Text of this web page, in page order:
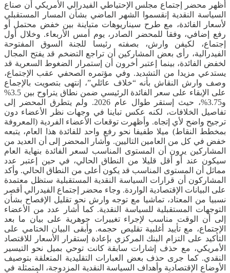
أظهر محضر إجتماع مجلس الإحتياطي الفيدرالي الأمريكي أن صناع
السياسة النقدية إنقسموا الشهر الماضي بشأن المسار المستقبلي
لأسعار الفائدة، مع طرح سيناريوهات متباينة بين خفض محتمل أو
رفع إضافي، وفقا للمحضر الصادر، يوم أمس الأربعاء. وخلال أول
إجتماع، لكيفن وارش، بصفته رئيسا للجنة السوق المفتوحة
الفيدرالية، رأى بعض المشاركين أن تراجع التضخم قد يفتح المجال
لخفض الفائدة، بينما إعتبر أخرون أن إستمرار الضغوط السعرية قد
يستدعي مزيدا من التشديد. وفي مؤتمره الصحفي عقب الإجتماع،
وصف وارش النقاش بأنه “خلاف عائلي”، إنتهى بتصويت بالإجماع
على الإبقاء على سعر الفائدة الرئيسي ضمن نطاق يتراوح بين 3.5%
و3.75%، حيث إستقر طوال عام 2026. ولم يتطرق المحضر إلى
تفاصيل الخلافات، لكنه عكس تباينا في وجهات نظر الأعضاء دون
ترجيح واضح لأي إتجاه. وأظهرت توقعات الأعضاء الفردية (المعروفة
بمخطط النقاط) ميلا طفيفا نحو رفع واحد للفائدة هذا العام، يتبعه
خفض في كل من العامين التاليين. وأشار المحضر إلى أن العديد من
المشاركين يرون أن المستوى المناسب لسعر الفائدة بنهاية العام
سيكون عند أو أقل قليلا من النطاق الحالي، في حين إعتبر عدد
مماثل أن المستوى المناسب قد يكون أعلى من النطاق الحالي. وأكد
المشاركون أن قرارات السياسة النقدية المستقبلية ستظل معتمدة
على البيانات الإقتصادية الواردة. وجاء محضر إجتماع الفيدرالي أقصر
نسبيا من المعتاد، تماشيا مع توجه وارش نحو تقليل الإفصاح بشأن
التوجهات المستقبلية للسياسة النقدية. كما أشار عدد من الأعضاء
إلى أن الوقت مناسب لإجراء تغييرات جوهرية على بيان ما بعد
الإجتماع، مع تأييد أغلبية تقليص حجمه. وأبقى البيان الختامي على
التأكيد على التزام البنك المركزي بإعادة إستقرار الأسعار للاقتصاد
الأمريكي، مع حذف إشارات سابقة كانت توحي بميل نحو التيسير
النقدي. كما جرى حذف بعض العبارات التقليدية المتعلقة بتوصيف
الأوضاع الإقتصادية وأهداف السياسة النقدية المزدوجة، المتمثلة في